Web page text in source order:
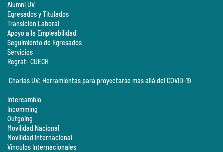
Alumni UV
Egresados y Titulados
Transición Laboral
Apoyo a la Empleabilidad
Seguimiento de Egresados
Servicios
Regrat- CUECH
Charlas UV: Herramientas para proyectarse más allá del COVID-19
Intercambio
Incomming
Outgoing
Movilidad Nacional
Movilidad Internacional
Vínculos Internacionales